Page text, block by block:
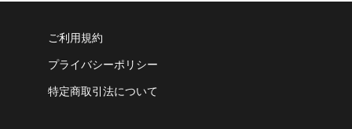
ご利用規約
プライバシーポリシー
特定商取引法について